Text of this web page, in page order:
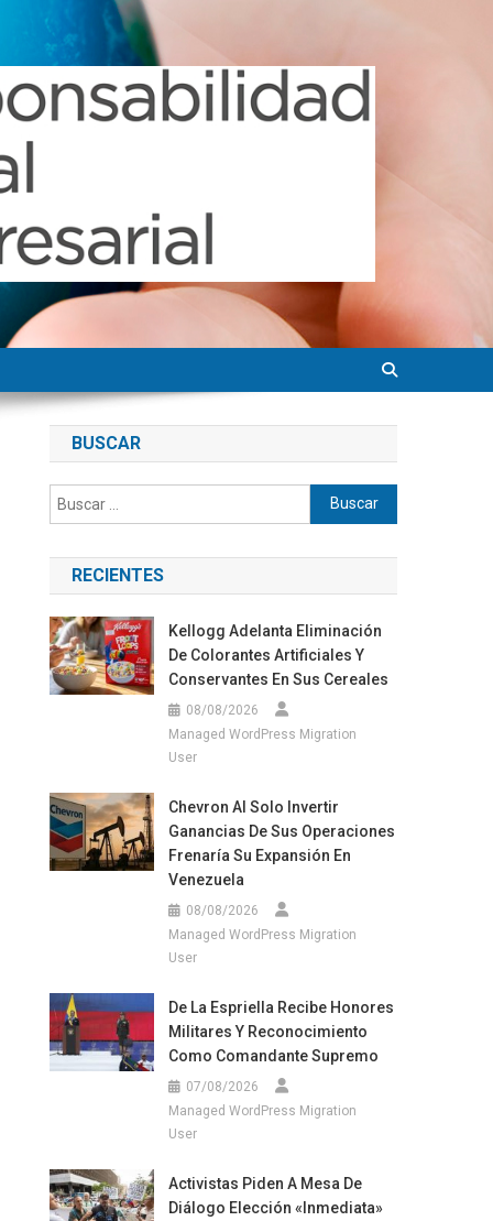
BUSCAR
Buscar:
RECIENTES
Kellogg Adelanta Eliminación
De Colorantes Artificiales Y
Conservantes En Sus Cereales
08/08/2026
Managed WordPress Migration
User
Chevron Al Solo Invertir
Ganancias De Sus Operaciones
Frenaría Su Expansión En
Venezuela
08/08/2026
Managed WordPress Migration
User
De La Espriella Recibe Honores
Militares Y Reconocimiento
Como Comandante Supremo
07/08/2026
Managed WordPress Migration
User
Activistas Piden A Mesa De
Diálogo Elección «inmediata»